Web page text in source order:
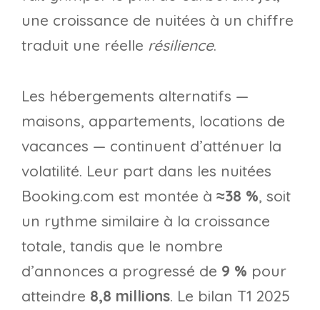
une croissance de nuitées à un chiffre
traduit une réelle résilience.
Les hébergements alternatifs —
maisons, appartements, locations de
vacances — continuent d’atténuer la
volatilité. Leur part dans les nuitées
Booking.com est montée à ≈38 %, soit
un rythme similaire à la croissance
totale, tandis que le nombre
d’annonces a progressé de 9 % pour
atteindre 8,8 millions. Le bilan T1 2025